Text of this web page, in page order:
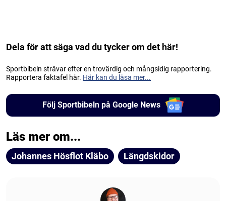
Dela för att säga vad du tycker om det här!
Sportbibeln strävar efter en trovärdig och mångsidig rapportering.
Rapportera faktafel här. Här kan du läsa mer...
Följ Sportbibeln på Google News
Läs mer om...
Johannes Hösflot Kläbo Längdskidor